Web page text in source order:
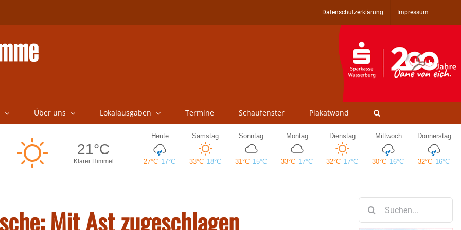
Datenschutzerklärung Impressum
Über uns Lokalausgaben Termine Schaufenster Plakatwand
Mit Ast zugeschlagen
nach: